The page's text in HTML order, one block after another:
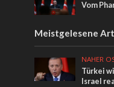
Vom
Meistgelesene
NAHER
Türkei
Israel